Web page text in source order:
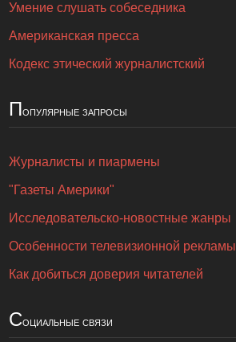
Умение слушать собеседника
Американская пресса
Кодекс этический журналистский
Популярные запросы
Журналисты и пиармены
"Газеты Америки"
Исследовательско-новостные жанры
Особенности телевизионной рекламы
Как добиться доверия читателей
Социальные связи